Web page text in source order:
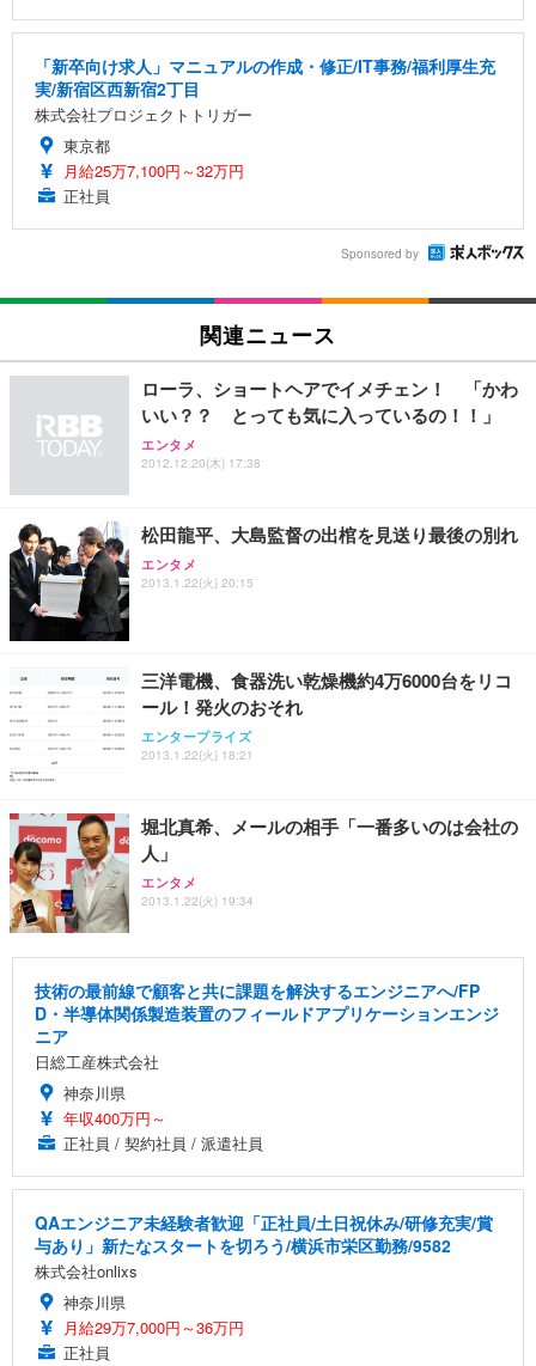
「新卒向け求人」マニュアルの作成・修正/IT事務/福利厚生充
実/新宿区西新宿2丁目
株式会社プロジェクトトリガー
東京都
月給25万7,100円～32万円
正社員
Sponsored by
関連ニュース
ローラ、ショートヘアでイメチェン！ 「かわ
いい？？ とっても気に入っているの！！」
エンタメ
2012.12.20(木) 17:38
松田龍平、大島監督の出棺を見送り最後の別れ
エンタメ
2013.1.22(火) 20:15
三洋電機、食器洗い乾燥機約4万6000台をリコ
ール！発火のおそれ
エンタープライズ
2013.1.22(火) 18:21
堀北真希、メールの相手「一番多いのは会社の
人」
エンタメ
2013.1.22(火) 19:34
技術の最前線で顧客と共に課題を解決するエンジニアへ/FP
D・半導体関係製造装置のフィールドアプリケーションエンジ
ニア
日総工産株式会社
神奈川県
年収400万円～
正社員 / 契約社員 / 派遣社員
QAエンジニア未経験者歓迎「正社員/土日祝休み/研修充実/賞
与あり」新たなスタートを切ろう/横浜市栄区勤務/9582
株式会社onlixs
神奈川県
月給29万7,000円～36万円
正社員